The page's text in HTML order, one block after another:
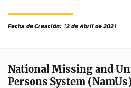
Fecha de Creación: 12 de Abril de 2021
National Missing and
Persons System (NamUs)